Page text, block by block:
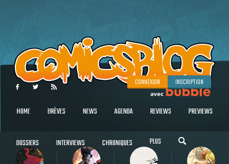
CONNEXION INSCRIPTION
HOME BRÈVES NEWS AGENDA REVIEWS PREVIEWS
DOSSIERS INTERVIEWS CHRONIQUES PLUS